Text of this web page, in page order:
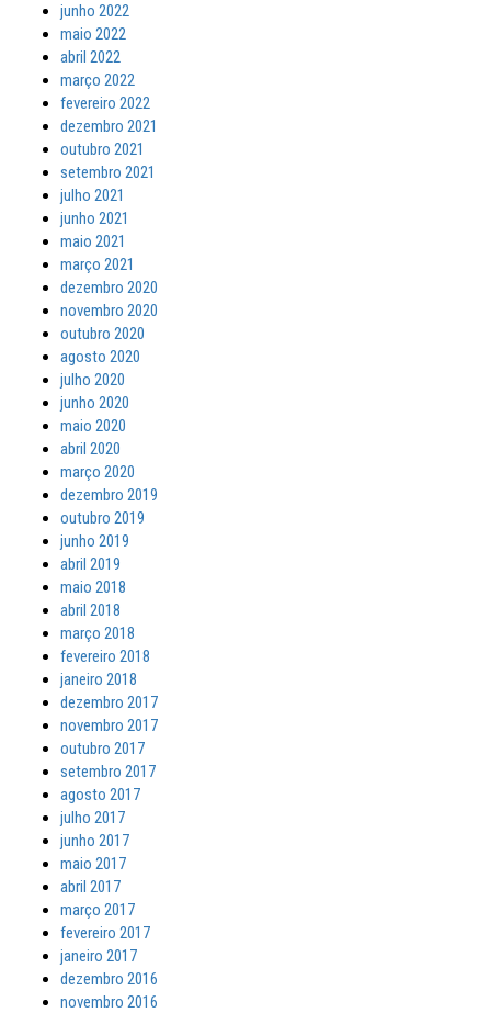
junho 2022
maio 2022
abril 2022
março 2022
fevereiro 2022
dezembro 2021
outubro 2021
setembro 2021
julho 2021
junho 2021
maio 2021
março 2021
dezembro 2020
novembro 2020
outubro 2020
agosto 2020
julho 2020
junho 2020
maio 2020
abril 2020
março 2020
dezembro 2019
outubro 2019
junho 2019
abril 2019
maio 2018
abril 2018
março 2018
fevereiro 2018
janeiro 2018
dezembro 2017
novembro 2017
outubro 2017
setembro 2017
agosto 2017
julho 2017
junho 2017
maio 2017
abril 2017
março 2017
fevereiro 2017
janeiro 2017
dezembro 2016
novembro 2016